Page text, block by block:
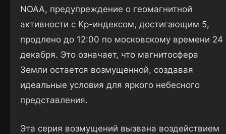
NOAA, предупреждение о геомагнитной
активности с Kp-индексом, достигающим 5,
продлено до 12:00 по московскому времени 24
декабря. Это означает, что магнитосфера
Земли остается возмущенной, создавая
идеальные условия для яркого небесного
представления.
Эта серия возмущений вызвана воздействием